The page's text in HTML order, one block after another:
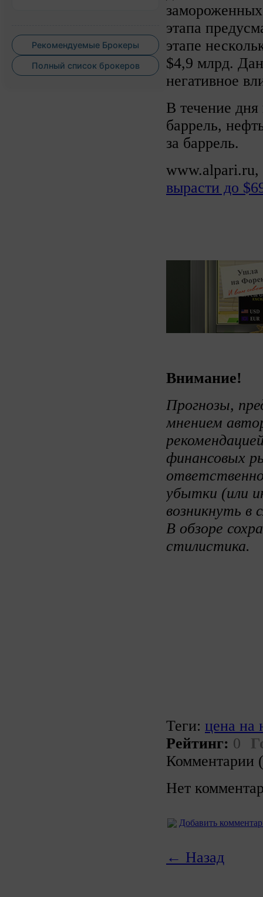
Рекомендуемые Брокеры
Полный список брокеров
этапа
этапе
$4,9 млрд.
негативное
В течение
баррель,
за баррель.
вырасти до
Внимание!
Прогнозы,
мнением
финансовых
убытки (или
возникнуть в
В обзоре
стилистика.
Теги: цена на
Рейтинг: 0
Комментарии
Нет
Добавить
← Назад